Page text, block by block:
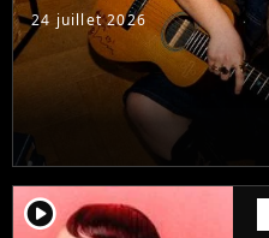
24 juillet 2026
player2